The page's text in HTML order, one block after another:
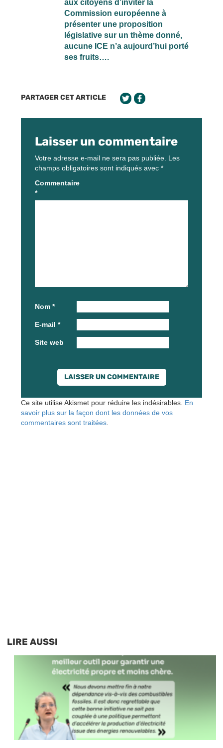
aux citoyens d’inviter la
Commission européenne à
présenter une proposition
législative sur un thème donné,
aucune ICE n’a aujourd’hui porté
ses fruits….
PARTAGER CET ARTICLE
Laisser un commentaire
Votre adresse e-mail ne sera pas publiée. Les
champs obligatoires sont indiqués avec *
Commentaire
*
Nom *
E-mail *
Site web
Ce site utilise Akismet pour réduire les indésirables. En
savoir plus sur la façon dont les données de vos
commentaires sont traitées
LIRE AUSSI